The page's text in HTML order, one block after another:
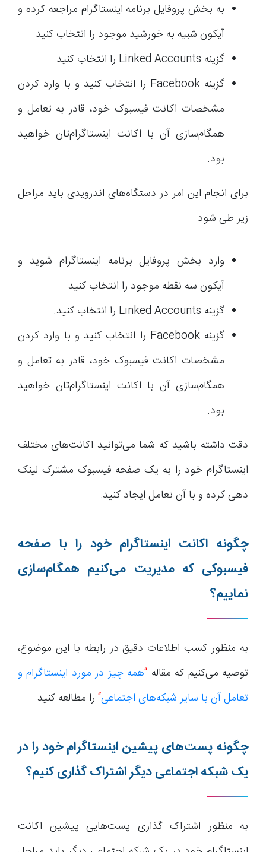
به بخش پروفایل برنامه اینستاگرام مراجعه کرده و
آیکون شبیه به خورشید موجود را انتخاب کنید.
گزینه Linked Accounts را انتخاب کنید.
گزینه Facebook را انتخاب کنید و با وارد کردن
مشخصات اکانت فیسبوک خود، قادر به تعامل و
همگام‌سازی آن با اکانت اینستاگرام‌تان خواهید
بود.
برای انجام این امر در دستگاه‌های اندرویدی باید مراحل
زیر طی شود:
وارد بخش پروفایل برنامه اینستاگرام شوید و
آیکون سه نقطه موجود را انتخاب کنید.
گزینه Linked Accounts را انتخاب کنید.
گزینه Facebook را انتخاب کنید و با وارد کردن
مشخصات اکانت فیسبوک خود، قادر به تعامل و
همگام‌سازی آن با اکانت اینستاگرام‌تان خواهید
بود.
دقت داشته باشید که شما می‌توانید اکانت‌های مختلف
اینستاگرام خود را به یک صفحه فیسبوک مشترک لینک
دهی کرده و با آن تعامل ایجاد کنید.
چگونه اکانت اینستاگرام خود را با صفحه
فیسبوکی که مدیریت می‌کنیم همگام‌سازی
نماییم؟
به منظور کسب اطلاعات دقیق در رابطه با این موضوع،
توصیه می‌کنیم که مقاله “همه چیز در مورد اینستاگرام و
تعامل آن با سایر شبکه‌های اجتماعی“ را مطالعه کنید.
چگونه پست‌های پیشین اینستاگرام خود را در
یک شبکه اجتماعی دیگر اشتراک گذاری کنیم؟
به منظور اشتراک گذاری پست‌هایی پیشین اکانت